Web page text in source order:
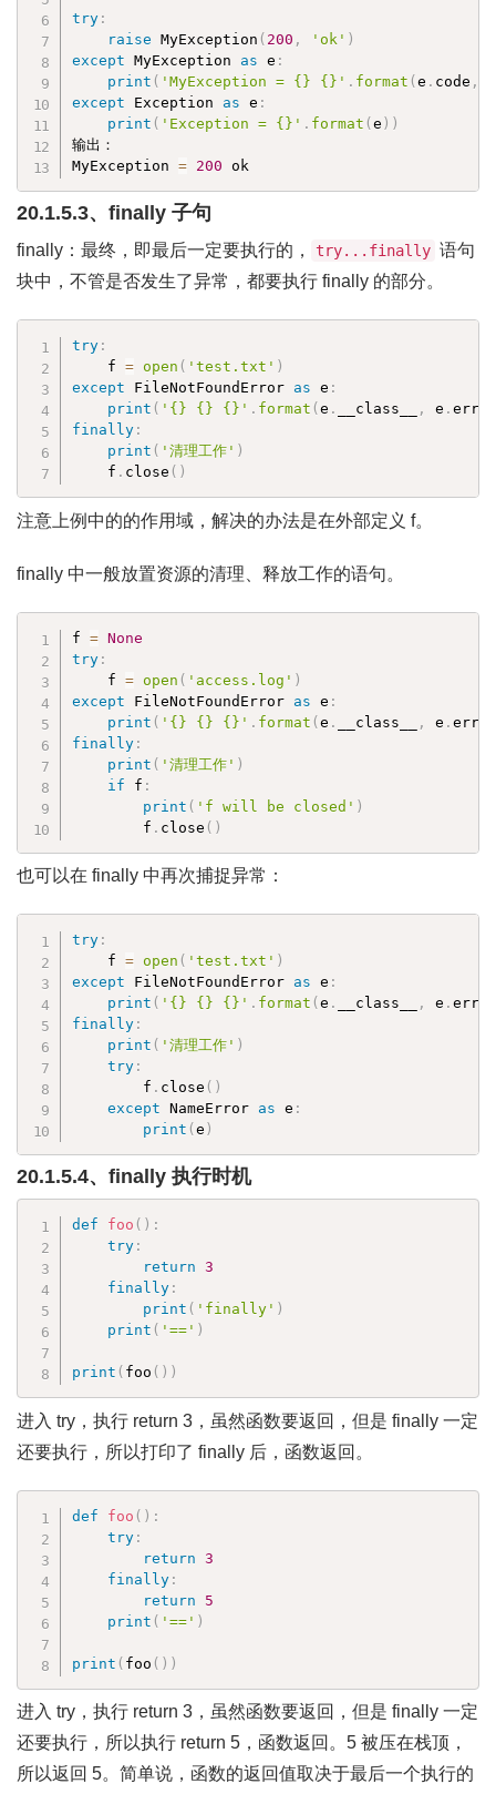
try :
raise MyException ( 200 , 'ok' )
except MyException as e :
print ( 'MyException = {} {}' . format (e . code ,
except Exception as e :
print ( 'Exception = {}' . format (e ) )
输出：
MyException = 200 ok
20.1.5.3、finally 子句
finally：最终，即最后一定要执行的， try...finally 语句
块中，不管是否发生了异常，都要执行 finally 的部分。
try :
    f
= open ( 'test.txt' )
except FileNotFoundError as e :
print ( '{} {} {}' . format (e . __class__ , e .
finally :
print ( '清理工作' )
    f
. close ( )
注意上例中的的作用域，解决的办法是在外部定义 f。
finally 中一般放置资源的清理、释放工作的语句。
f = None
try :
    f
= open ( 'access.log' )
except FileNotFoundError as e :
print ( '{} {} {}' . format (e . __class__ , e .
finally :
print ( '清理工作' )
if f :
print ( 'f will be closed' )
        f
. close ( )
也可以在 finally 中再次捕捉异常：
try :
    f
= open ( 'test.txt' )
except FileNotFoundError as e :
print ( '{} {} {}' . format (e . __class__ , e .
finally :
print ( '清理工作' )
try :
        f
. close ( )
except NameError as e :
print (e )
20.1.5.4、finally 执行时机
def foo ( ) :
try :
return
3
finally :
print ( 'finally' )
print ( '==' )
print ( foo ( ) )
进入 try，执行 return 3，虽然函数要返回，但是 finally 一定
还要执行，所以打印了 finally 后，函数返回。
def foo ( ) :
try :
return
3
finally :
return
5
print ( '==' )
print ( foo ( ) )
进入 try，执行 return 3，虽然函数要返回，但是 finally 一定
还要执行，所以执行 return 5，函数返回。5 被压在栈顶，
所以返回 5。简单说，函数的返回值取决于最后一个执行的